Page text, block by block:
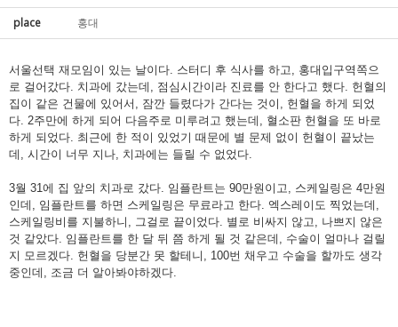
place 홍대
서울선택 재모임이 있는 날이다. 스터디 후 식사를 하고, 홍대입구역쪽으
로 걸어갔다. 치과에 갔는데, 점심시간이라 진료를 안 한다고 했다. 헌혈의
집이 같은 건물에 있어서, 잠깐 들렸다가 간다는 것이, 헌혈을 하게 되었
다. 2주만에 하게 되어 다음주로 미루려고 했는데, 혈소판 헌혈을 또 바로
하게 되었다. 최근에 한 적이 있었기 때문에 별 문제 없이 헌혈이 끝났는
데, 시간이 너무 지나, 치과에는 들릴 수 없었다.
3월 31에 집 앞의 치과로 갔다. 임플란트는 90만원이고, 스케일링은 4만원
인데, 임플란트를 하면 스케일링은 무료라고 한다. 엑스레이도 찍었는데,
스케일링비를 지불하니, 그걸로 끝이었다. 별로 비싸지 않고, 나쁘지 않은
것 같았다. 임플란트를 한 달 뒤 쯤 하게 될 것 같은데, 수술이 얼마나 걸릴
지 모르겠다. 헌혈을 당분간 못 할테니, 100번 채우고 수술을 할까도 생각
중인데, 조금 더 알아봐야하겠다.